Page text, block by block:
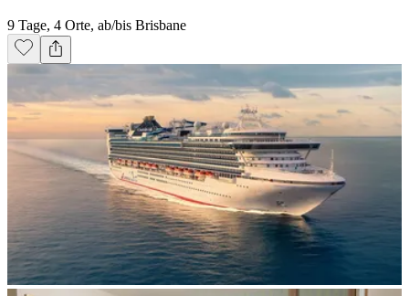
9 Tage, 4 Orte, ab/bis Brisbane